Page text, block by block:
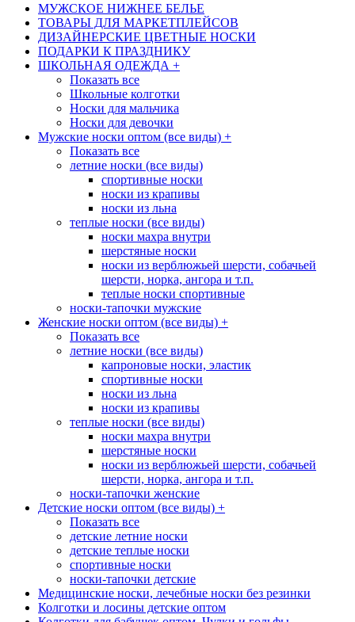
МУЖСКОЕ НИЖНЕЕ БЕЛЬЕ
ТОВАРЫ ДЛЯ МАРКЕТПЛЕЙСОВ
ДИЗАЙНЕРСКИЕ ЦВЕТНЫЕ НОСКИ
ПОДАРКИ К ПРАЗДНИКУ
ШКОЛЬНАЯ ОДЕЖДА +
Показать все
Школьные колготки
Носки для мальчика
Носки для девочки
Мужские носки оптом (все виды) +
Показать все
летние носки (все виды)
спортивные носки
носки из крапивы
носки из льна
теплые носки (все виды)
носки махра внутри
шерстяные носки
носки из верблюжьей шерсти, собачьей
шерсти, норка, ангора и т.п.
теплые носки спортивные
носки-тапочки мужские
Женские носки оптом (все виды) +
Показать все
летние носки (все виды)
капроновые носки, эластик
спортивные носки
носки из льна
носки из крапивы
теплые носки (все виды)
носки махра внутри
шерстяные носки
носки из верблюжьей шерсти, собачьей
шерсти, норка, ангора и т.п.
носки-тапочки женские
Детские носки оптом (все виды) +
Показать все
детские летние носки
детские теплые носки
спортивные носки
носки-тапочки детские
Медицинские носки, лечебные носки без резинки
Колготки и лосины детские оптом